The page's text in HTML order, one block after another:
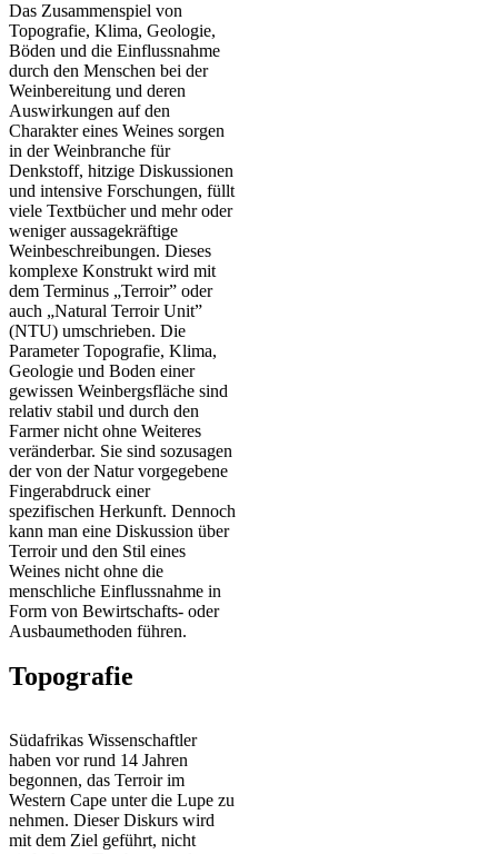
Das Zusammenspiel von
Topografie, Klima, Geologie,
Böden und die Einflussnahme
durch den Menschen bei der
Weinbereitung und deren
Auswirkungen auf den
Charakter eines Weines sorgen
in der Weinbranche für
Denkstoff, hitzige Diskussionen
und intensive Forschungen, füllt
viele Textbücher und mehr oder
weniger aussagekräftige
Weinbeschreibungen. Dieses
komplexe Konstrukt wird mit
dem Terminus „Terroir” oder
auch „Natural Terroir Unit”
(NTU) umschrieben. Die
Parameter Topografie, Klima,
Geologie und Boden einer
gewissen Weinbergsfläche sind
relativ stabil und durch den
Farmer nicht ohne Weiteres
veränderbar. Sie sind sozusagen
der von der Natur vorgegebene
Fingerabdruck einer
spezifischen Herkunft. Dennoch
kann man eine Diskussion über
Terroir und den Stil eines
Weines nicht ohne die
menschliche Einflussnahme in
Form von Bewirtschafts- oder
Ausbaumethoden führen.
Topografie
Südafrikas Wissenschaftler
haben vor rund 14 Jahren
begonnen, das Terroir im
Western Cape unter die Lupe zu
nehmen. Dieser Diskurs wird
mit dem Ziel geführt, nicht